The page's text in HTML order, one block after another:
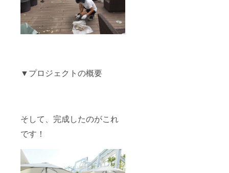
▼プロジェクトの概要
そして、完成したのがこれ
です！